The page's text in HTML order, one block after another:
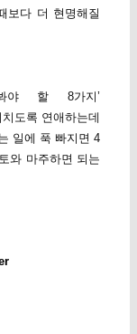
보다 더 현명해질
야 할 8가지’
도록 연애하는데
일에 푹 빠지면 4
와 마주하면 되는